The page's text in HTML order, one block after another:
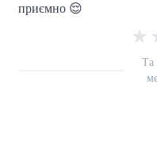
приємно 😌
Та